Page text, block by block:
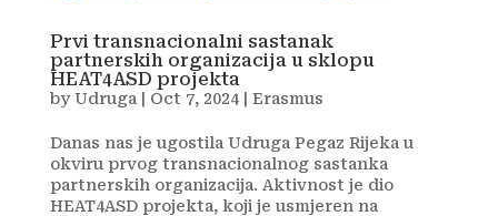
Prvi transnacionalni sastanak
partnerskih organizacija u sklopu
HEAT4ASD projekta
byUdruga Oct 7, 2024| Erasmus
Danas nas je ugostila Udruga Pegaz Rijeka u
okviru prvog transnacionalnog sastanka
partnerskih organizacija. Aktivnost je dio
HEAT4ASD projekta, koji je usmjeren na